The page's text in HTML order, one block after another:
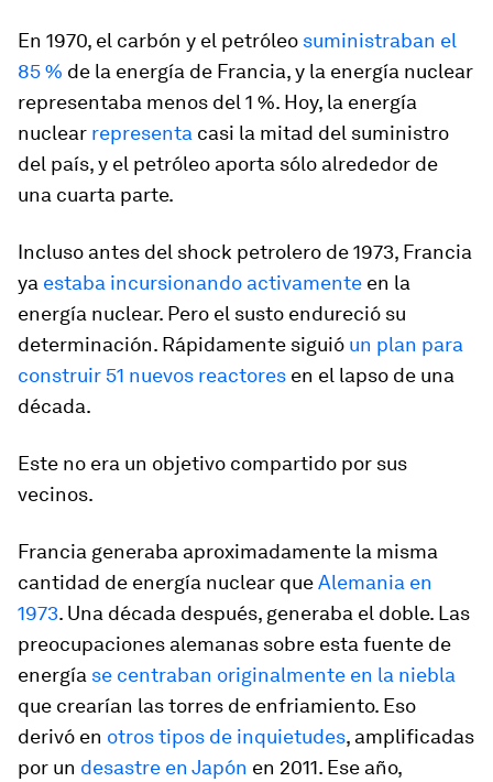
En 1970, el carbón y el petróleo suministraban el
85 % de la energía de Francia, y la energía nuclear
representaba menos del 1 %. Hoy, la energía
nuclear representa casi la mitad del suministro
del país, y el petróleo aporta sólo alrededor de
una cuarta parte.
Incluso antes del shock petrolero de 1973, Francia
ya estaba incursionando activamente en la
energía nuclear. Pero el susto endureció su
determinación. Rápidamente siguió un plan para
construir 51 nuevos reactores en el lapso de una
década.
Este no era un objetivo compartido por sus
vecinos.
Francia generaba aproximadamente la misma
cantidad de energía nuclear queAlemania en
1973. Una década después, generaba el doble. Las
preocupaciones alemanas sobre esta fuente de
energía se centraban originalmente en la niebla
que crearían las torres de enfriamiento. Eso
derivó en otros tipos de inquietudes, amplificadas
por un desastre en Japón en 2011. Ese año,